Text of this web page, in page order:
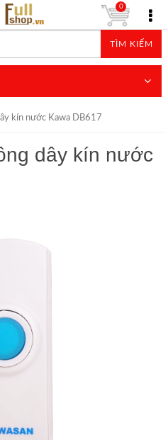
TÌM KIẾM
0
kín nước Kawa DB617
dây kín nước